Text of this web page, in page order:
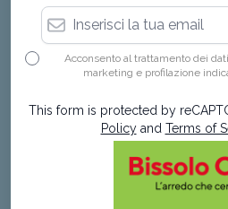
Acconsento al trattamento dei
marketing e profilazione
This form is protected by
Policyand Terms of